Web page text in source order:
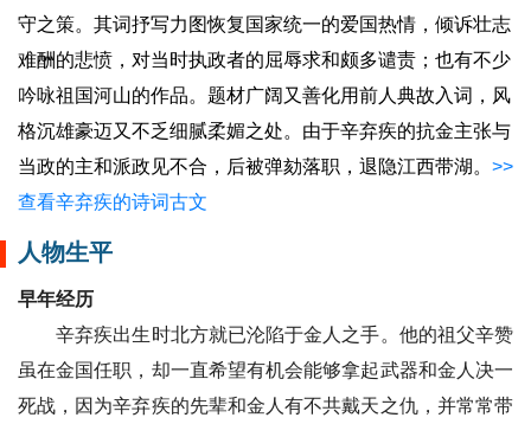
守之策。其词抒写力图恢复国家统一的爱国热情，倾诉壮志
难酬的悲愤，对当时执政者的屈辱求和颇多谴责；也有不少
吟咏祖国河山的作品。题材广阔又善化用前人典故入词，风
格沉雄豪迈又不乏细腻柔媚之处。由于辛弃疾的抗金主张与
当政的主和派政见不合，后被弹劾落职，退隐江西带湖。 >>
查看辛弃疾的诗词古文
人物生平
早年经历
辛弃疾出生时北方就已沦陷于金人之手。他的祖父辛赞
虽在金国任职，却一直希望有机会能够拿起武器和金人决一
死战，因为辛弃疾的先辈和金人有不共戴天之仇，并常常带